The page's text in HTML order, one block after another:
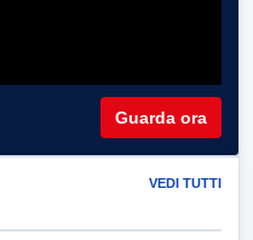
Guarda ora
VEDI TUTTI